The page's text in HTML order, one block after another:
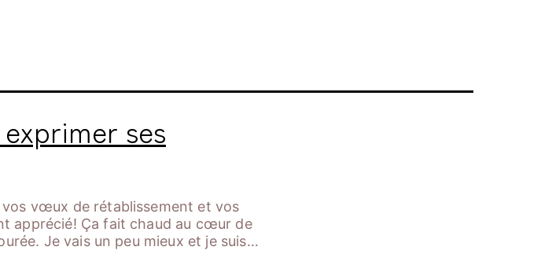
exprimer ses
vos vœux de rétablissement et vos
apprécié! Ça fait chaud au cœur de
Je vais un peu mieux et je suis…